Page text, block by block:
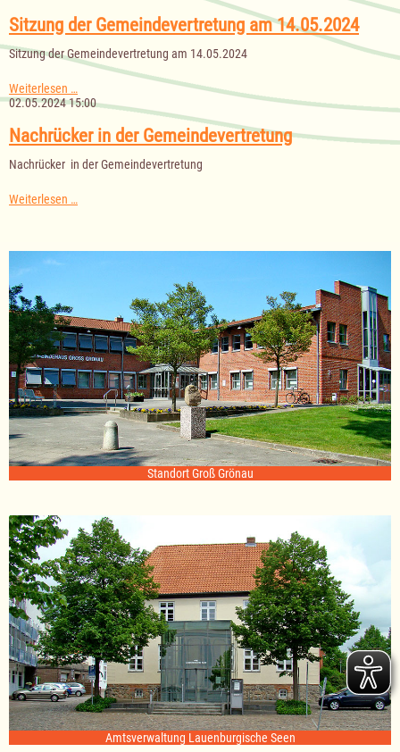
für
Senioren,
Jugend
und
Soziales
am
02.05.2024
Sitzung der Gemeindevertretung am 14.05.2024
Sitzung der Gemeindevertretung am 14.05.2024
Weiterlesen …
der
Gemeindevertretung
am
14.05.2024
02.05.2024 15:00
Nachrücker in der Gemeindevertretung
Nachrücker in der Gemeindevertretung
Weiterlesen …Nachrücker
Standort Groß Grönau
Amtsverwaltung Lauenburgische Seen